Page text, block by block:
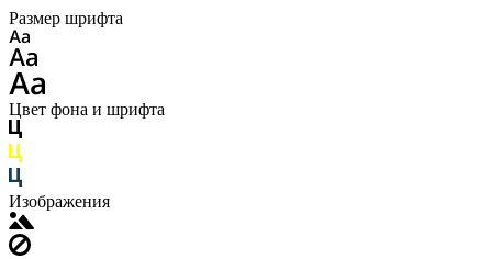
Размер шрифта
Цвет фона и шрифта
Изображения